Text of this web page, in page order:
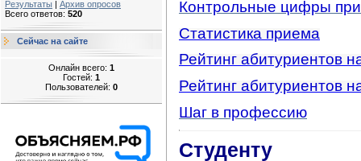
Результаты | Архив опросов
Всего ответов: 520
Сейчас на сайте
Онлайн всего: 1
Гостей: 1
Пользователей: 0
Контрольные цифры
Статистика приема
Рейтинг абитуриентов
Рейтинг абитуриентов
Шаг в профессию
Студенту